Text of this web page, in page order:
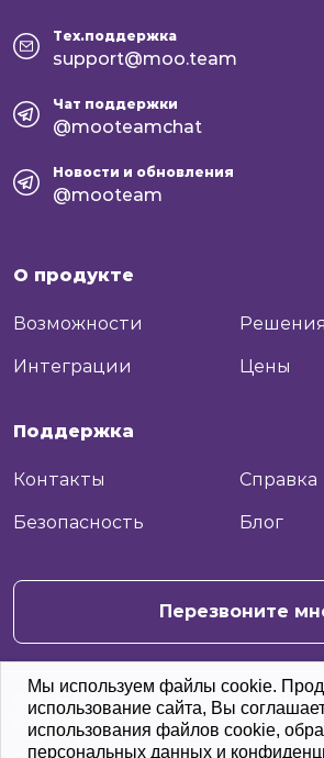
Тех.поддержка
support@moo.team
Чат поддержки
@mooteamchat
Новости и обновления
@mooteam
О продукте
Возможности Решения
Интеграции Цены
Поддержка
Контакты Справка
Безопасность Блог
+7
Перезвоните
© 2026 Moo.Team. С заботой о вашей
команде
Мы используем файлы cookie.
использование сайта, Вы
использования файлов cookie,
персональных данных и